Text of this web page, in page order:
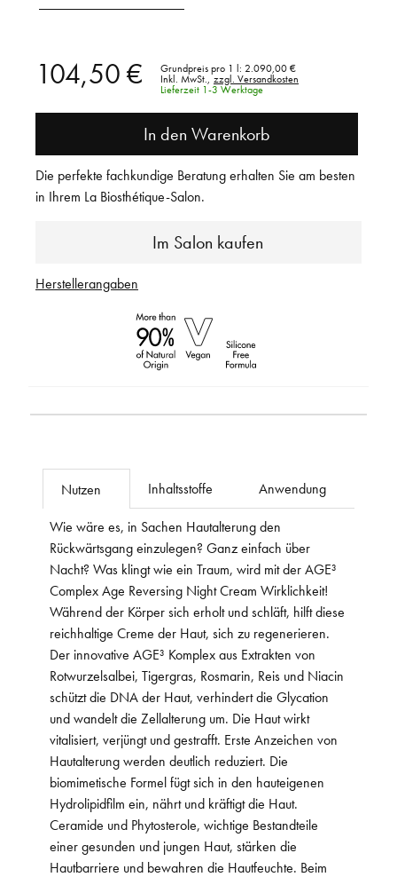
104,50 € Grundpreis pro 1 l: 2.090,00 €
Inkl. MwSt.,
zzgl. Versandkosten
Lieferzeit 1-3 Werktage
In den Warenkorb
Im Salon kaufen
Die perfekte fachkundige Beratung erhalten Sie am besten
in Ihrem La Biosthétique-Salon.
Herstellerangaben
Nutzen Inhaltsstoffe Anwendung
Wie wäre es, in Sachen Hautalterung den
Rückwärtsgang einzulegen? Ganz einfach über
Nacht? Was klingt wie ein Traum, wird mit der AGE³
Complex Age Reversing Night Cream Wirklichkeit!
Während der Körper sich erholt und schläft, hilft diese
reichhaltige Creme der Haut, sich zu regenerieren.
Der innovative AGE³ Komplex aus Extrakten von
Rotwurzelsalbei, Tigergras, Rosmarin, Reis und Niacin
schützt die DNA der Haut, verhindert die Glycation
und wandelt die Zellalterung um. Die Haut wirkt
vitalisiert, verjüngt und gestrafft. Erste Anzeichen von
Hautalterung werden deutlich reduziert. Die
biomimetische Formel fügt sich in den hauteigenen
Hydrolipidfilm ein, nährt und kräftigt die Haut.
Ceramide und Phytosterole, wichtige Bestandteile
einer gesunden und jungen Haut, stärken die
Hautbarriere und bewahren die Hautfeuchte. Beim